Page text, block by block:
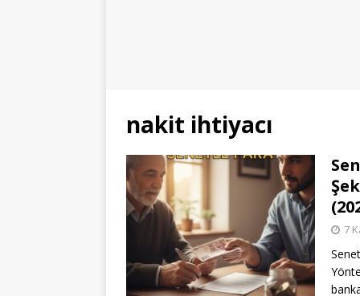
nakit ihtiyacı
7